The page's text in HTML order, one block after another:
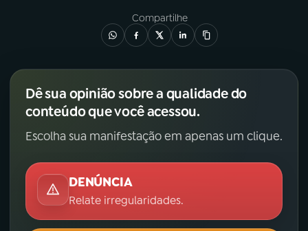
Compartilhe
Dê sua opinião sobre a qualidade do
conteúdo que você acessou.
Escolha sua manifestação em apenas um clique.
DENÚNCIA
Relate irregularidades.